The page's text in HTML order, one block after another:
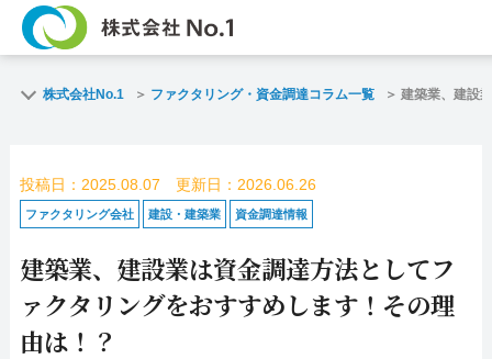
ファクタリングとは？
よくある質問
企業情報 お問い合わせ
名古屋支店HP 福岡支店HP
株式会社No.1 ファクタリング・資金調達コラム一覧 建築業、建設
投稿日：2025.08.07 更新日：2026.06.26
ファクタリング会社 建設・建築業 資金調達情報
建築業、建設業は資金調達方法としてフ
ァクタリングをおすすめします！その理
由は！？